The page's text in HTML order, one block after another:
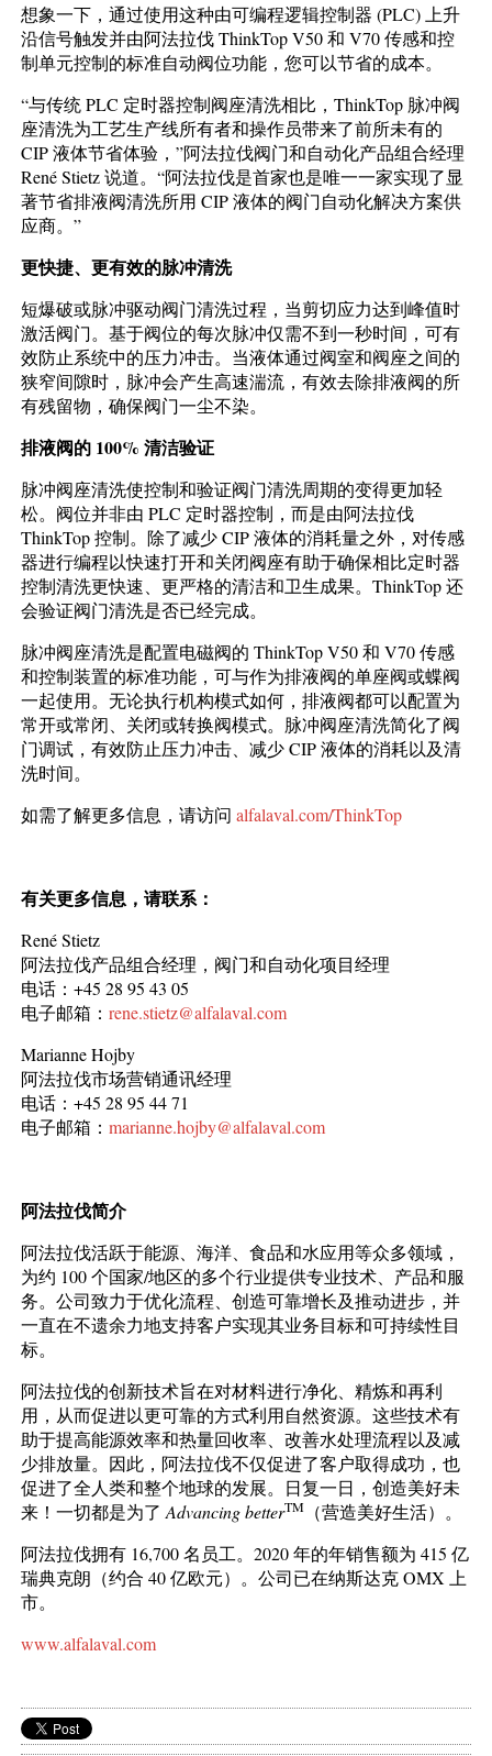
想象一下，通过使用这种由可编程逻辑控制器 (PLC) 上升
沿信号触发并由阿法拉伐 ThinkTop V50 和 V70 传感和控
制单元控制的标准自动阀位功能，您可以节省的成本。
“与传统 PLC 定时器控制阀座清洗相比，ThinkTop 脉冲阀
座清洗为工艺生产线所有者和操作员带来了前所未有的
CIP 液体节省体验，”阿法拉伐阀门和自动化产品组合经理
René Stietz 说道。“阿法拉伐是首家也是唯一一家实现了显
著节省排液阀清洗所用 CIP 液体的阀门自动化解决方案供
应商。”
更快捷、更有效的脉冲清洗
短爆破或脉冲驱动阀门清洗过程，当剪切应力达到峰值时
激活阀门。基于阀位的每次脉冲仅需不到一秒时间，可有
效防止系统中的压力冲击。当液体通过阀室和阀座之间的
狭窄间隙时，脉冲会产生高速湍流，有效去除排液阀的所
有残留物，确保阀门一尘不染。
排液阀的 100% 清洁验证
脉冲阀座清洗使控制和验证阀门清洗周期的变得更加轻
松。阀位并非由 PLC 定时器控制，而是由阿法拉伐
ThinkTop 控制。除了减少 CIP 液体的消耗量之外，对传感
器进行编程以快速打开和关闭阀座有助于确保相比定时器
控制清洗更快速、更严格的清洁和卫生成果。ThinkTop 还
会验证阀门清洗是否已经完成。
脉冲阀座清洗是配置电磁阀的 ThinkTop V50 和 V70 传感
和控制装置的标准功能，可与作为排液阀的单座阀或蝶阀
一起使用。无论执行机构模式如何，排液阀都可以配置为
常开或常闭、关闭或转换阀模式。脉冲阀座清洗简化了阀
门调试，有效防止压力冲击、减少 CIP 液体的消耗以及清
洗时间。
如需了解更多信息，请访问alfalaval.com/ThinkTop
有关更多信息，请联系：
René Stietz
阿法拉伐产品组合经理，阀门和自动化项目经理
电话：+45 28 95 43 05
电子邮箱：rene.stietz@alfalaval.com
Marianne Hojby
阿法拉伐市场营销通讯经理
电话：+45 28 95 44 71
电子邮箱：marianne.hojby@alfalaval.com
阿法拉伐简介
阿法拉伐活跃于能源、海洋、食品和水应用等众多领域，
为约 100 个国家/地区的多个行业提供专业技术、产品和服
务。公司致力于优化流程、创造可靠增长及推动进步，并
一直在不遗余力地支持客户实现其业务目标和可持续性目
标。
阿法拉伐的创新技术旨在对材料进行净化、精炼和再利
用，从而促进以更可靠的方式利用自然资源。这些技术有
助于提高能源效率和热量回收率、改善水处理流程以及减
少排放量。因此，阿法拉伐不仅促进了客户取得成功，也
促进了全人类和整个地球的发展。日复一日，创造美好未
来！一切都是为了Advancing betterTM
（营造美好生活）。
阿法拉伐拥有 16,700 名员工。2020 年的年销售额为 415 亿
瑞典克朗（约合 40 亿欧元）。公司已在纳斯达克 OMX 上
市。
www.alfalaval.com